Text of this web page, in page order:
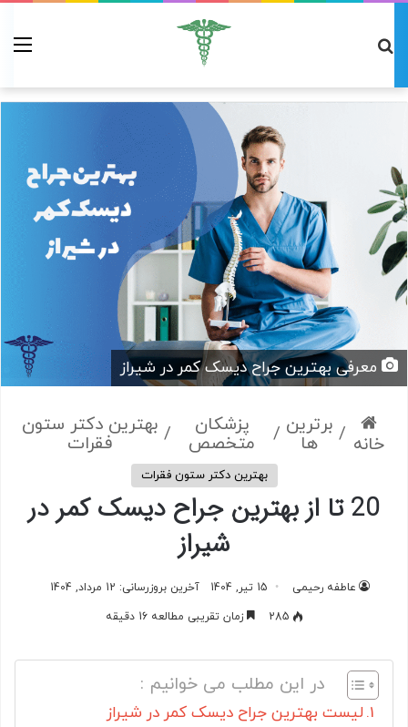
معرفی بهترین جراح دیسک کمر در شیراز
خانه / برترین
ها / پزشکان
متخصص / بهترین دکتر ستون
فقرات
بهترین دکتر ستون فقرات
20 تا از بهترین جراح دیسک کمر در
شیراز
عاطفه رحیمی 15 تیر, 1404
آخرین بروزرسانی: 12 مرداد, 1404
285
زمان تقریبی مطالعه 16 دقیقه
در این مطلب می خوانیم :
لیست بهترین جراح دیسک کمر در شیراز